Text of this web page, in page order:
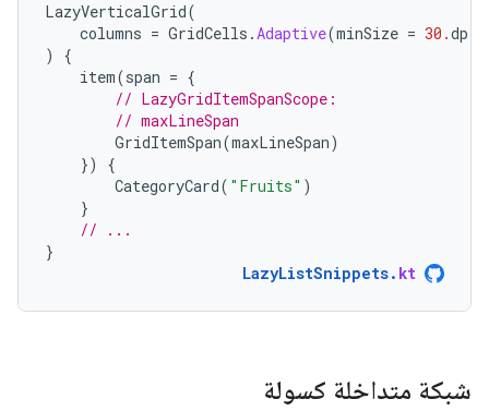
LazyVerticalGrid(
columns = GridCells .Adaptive(minSize = 30.dp
)
{
item(span = {
// LazyGridItemSpanScope:
// maxLineSpan
GridItemSpan(maxLineSpan)
})
{
CategoryCard( "Fruits" )
}
// ...
}
LazyListSnippets. kt
شبكة متداخلة كسولة